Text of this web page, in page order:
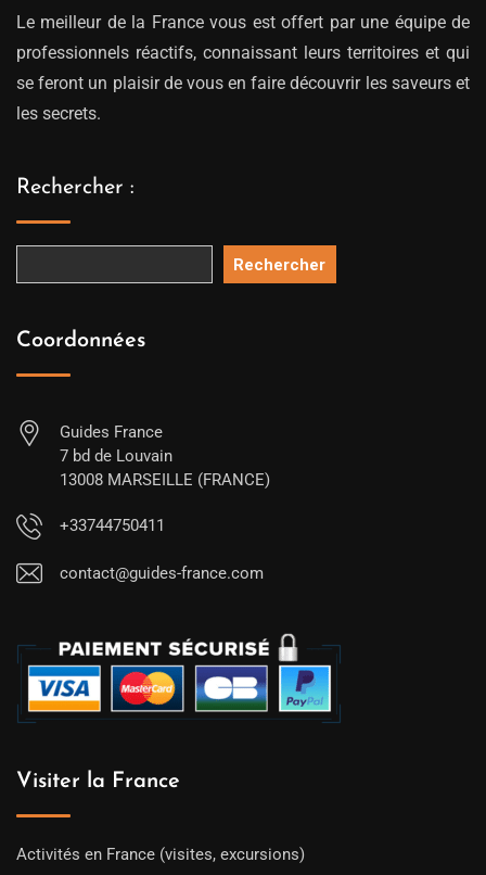
Le meilleur de la France vous est offert par une équipe de
professionnels réactifs, connaissant leurs territoires et qui
se feront un plaisir de vous en faire découvrir les saveurs et
les secrets.
Rechercher :
Rechercher
Coordonnées
Guides France
7 bd de Louvain
13008 MARSEILLE (FRANCE)
+33744750411
contact@guides-france.com
Visiter la France
Activités en France (visites, excursions)